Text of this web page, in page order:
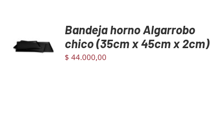
CARRITO
Bandeja horno Algarrobo
chico (35cm x 45cm x 2cm)
$ 44.000,00